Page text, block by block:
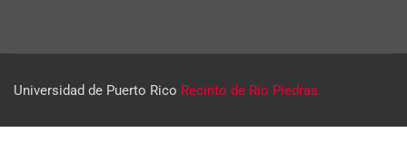
Universidad de Puerto Rico Recinto de Río Piedras.